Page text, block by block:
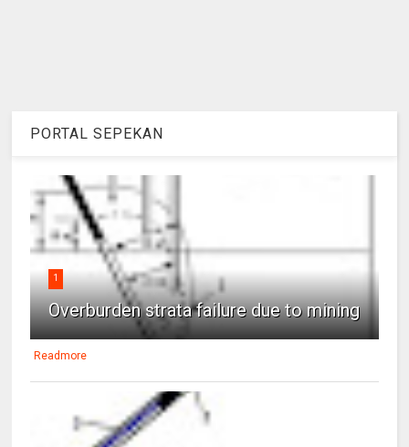
PORTAL SEPEKAN
1
Overburden strata failure due to mining
Readmore